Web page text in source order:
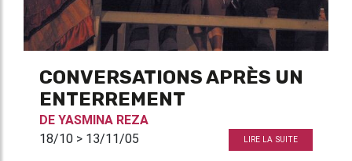
CONVERSATIONS APRÈS UN
ENTERREMENT
DE YASMINA REZA
18/10 > 13/11/05
LIRE LA SUITE